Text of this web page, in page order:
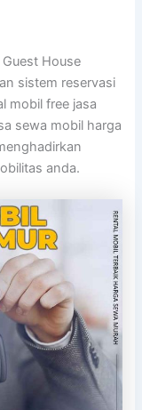
House
sistem reservasi
mobil free jasa
sewa mobil harga
anda.